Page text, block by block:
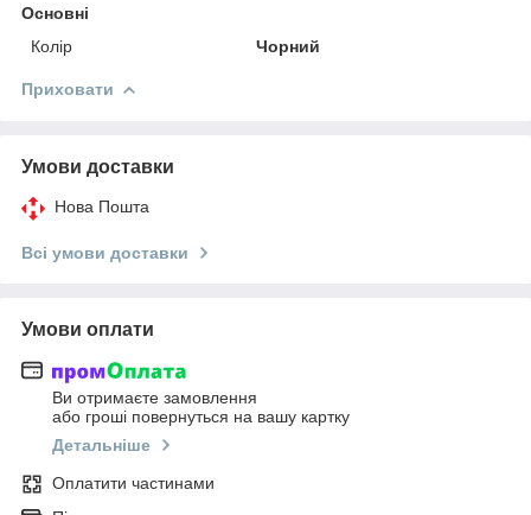
Основні
Колір
Чорний
Приховати
Умови доставки
Нова Пошта
Всі умови доставки
Умови оплати
Ви отримаєте замовлення
або гроші повернуться на вашу картку
Детальніше
Оплатити частинами